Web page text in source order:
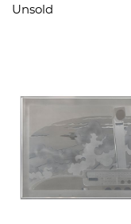
Muchas moradas
Unsold